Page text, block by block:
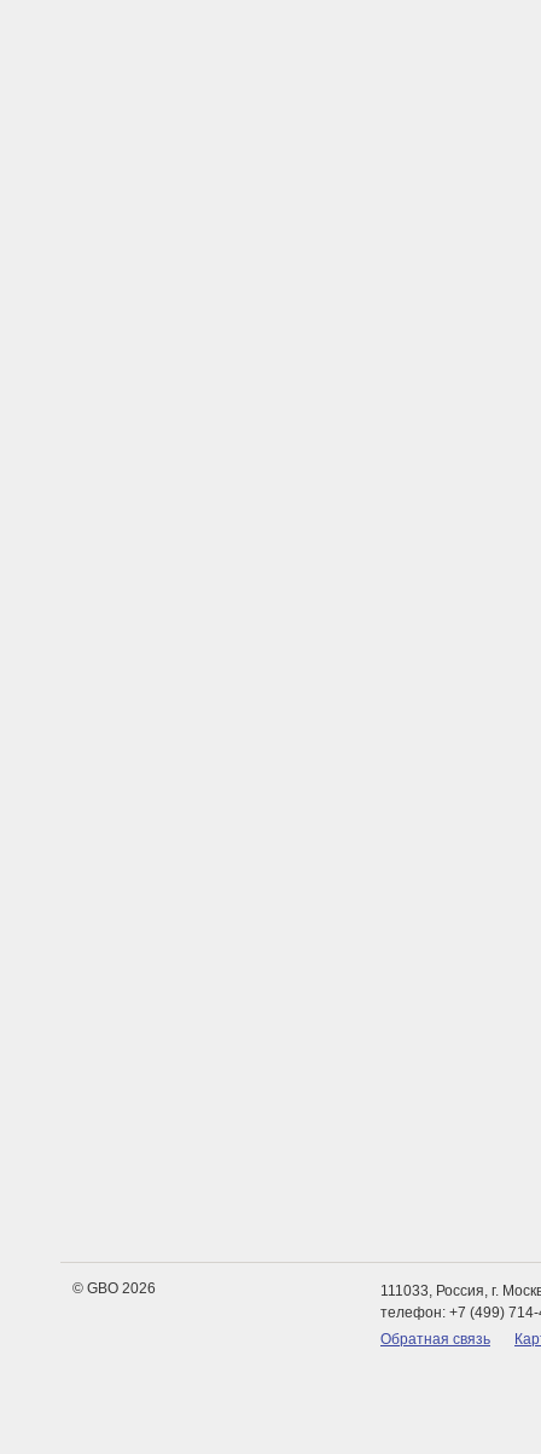
© GBO 2026
111033, Россия, г.
телефон: +7 (499)
Обратная связь